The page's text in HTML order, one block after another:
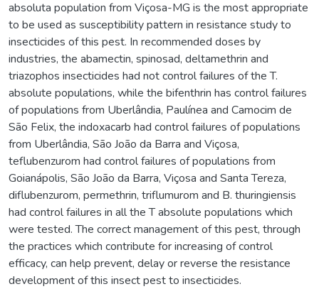
absoluta population from Viçosa-MG is the most appropriate
to be used as susceptibility pattern in resistance study to
insecticides of this pest. In recommended doses by
industries, the abamectin, spinosad, deltamethrin and
triazophos insecticides had not control failures of the T.
absolute populations, while the bifenthrin has control failures
of populations from Uberlândia, Paulínea and Camocim de
São Felix, the indoxacarb had control failures of populations
from Uberlândia, São João da Barra and Viçosa,
teflubenzurom had control failures of populations from
Goianápolis, São João da Barra, Viçosa and Santa Tereza,
diflubenzurom, permethrin, triflumurom and B. thuringiensis
had control failures in all the T absolute populations which
were tested. The correct management of this pest, through
the practices which contribute for increasing of control
efficacy, can help prevent, delay or reverse the resistance
development of this insect pest to insecticides.